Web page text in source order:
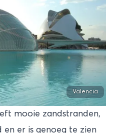
Valencia
mooie zandstranden,
en er is genoeg te zien